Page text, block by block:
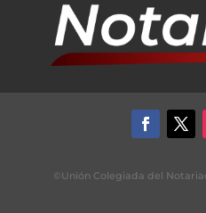
©Unión Colegiada del